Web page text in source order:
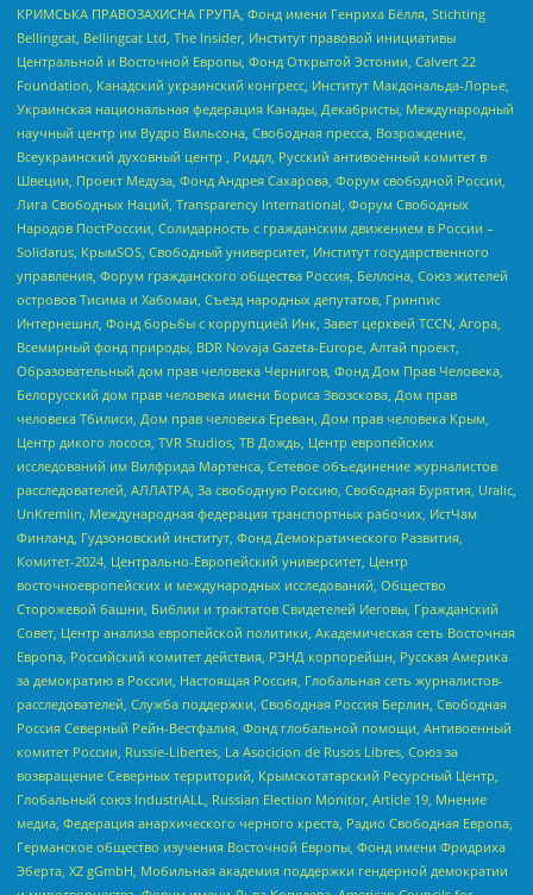
КРИМСЬКА ПРАВОЗАХИСНА ГРУПА, Фонд имени Генриха Бёлля, Stichting
Bellingcat, Bellingcat Ltd, The Insider, Институт правовой инициативы
Центральной и Восточной Европы, Фонд Открытой Эстонии, Calvert 22
Foundation, Канадский украинский конгресс, Институт Макдональда-Лорье,
Украинская национальная федерация Канады, Декабристы, Международный
научный центр им Вудро Вильсона, Свободная пресса, Возрождение,
Всеукраинский духовный центр , Риддл, Русский антивоенный комитет в
Швеции, Проект Медуза, Фонд Андрея Сахарова, Форум свободной России,
Лига Свободных Наций, Transparеncy International, Форум Свободных
Народов ПостРоссии, Солидарность с гражданским движением в России –
Solidarus, КрымSOS, Свободный университет, Институт государственного
управления, Форум гражданского общества Россия, Беллона, Союз жителей
островов Тисима и Хабомаи, Съезд народных депутатов, Гринпис
Интернешнл, Фонд борьбы с коррупцией Инк, Завет церквей TCCN, Агора,
Всемирный фонд природы, BDR Novaja Gazeta-Europe, Алтай проект,
Образовательный дом прав человека Чернигов, Фонд Дом Прав Человека,
Белорусский дом прав человека имени Бориса Звозскова, Дом прав
человека Тбилиси, Дом прав человека Ереван, Дом прав человека Крым,
Центр дикого лосося, TVR Studios, ТВ Дождь, Центр европейских
исследований им Вилфрида Мартенса, Сетевое объединение журналистов
расследователей, АЛЛАТРА, За свободную Россию, Свободная Бурятия, Uralic,
UnKremlin, Международная федерация транспортных рабочих, ИстЧам
Финланд, Гудзоновский институт, Фонд Демократического Развития,
Комитет-2024, Центрально-Европейский университет, Центр
восточноевропейских и международных исследований, Общество
Сторожевой башни, Библии и трактатов Свидетелей Иеговы, Гражданский
Совет, Центр анализа европейской политики, Академическая сеть Восточная
Европа, Российский комитет действия, РЭНД корпорейшн, Русская Америка
за демократию в России, Настоящая Россия, Глобальная сеть журналистов-
расследователей, Служба поддержки, Свободная Россия Берлин, Свободная
Россия Северный Рейн-Вестфалия, Фонд глобальной помощи, Антивоенный
комитет России, Russie-Libertes, La Asocicion de Rusos Libres, Союз за
возвращение Северных территорий, Крымскотатарский Ресурсный Центр,
Глобальный союз IndustriALL, Russian Election Monitor, Article 19, Мнение
медиа, Федерация анархического черного креста, Радио Свободная Европа,
Германское общество изучения Восточной Европы, Фонд имени Фридриха
Эберта, XZ gGmbH, Мобильная академия поддержки гендерной демократии